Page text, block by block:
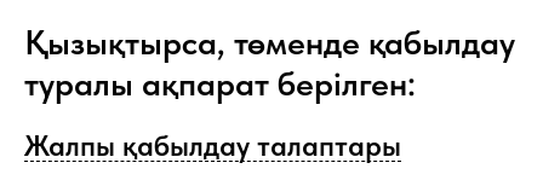
Қызықтырса, төменде қабылдау
туралы ақпарат берілген:
Жалпы қабылдау талаптары